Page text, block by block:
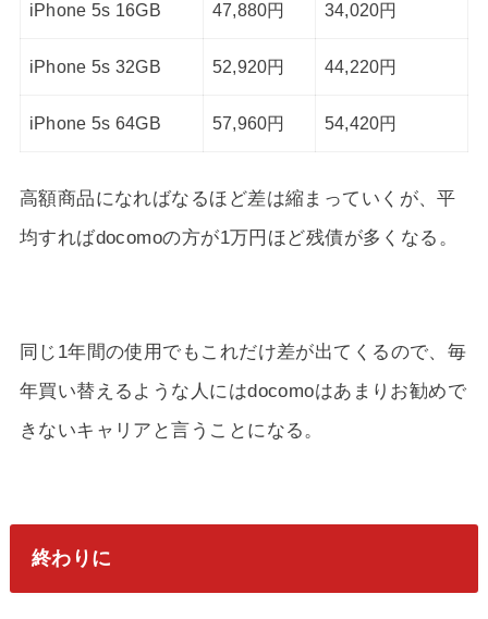
iPhone 5s 16GB 47,880円 34,020円
iPhone 5s 32GB 52,920円 44,220円
iPhone 5s 64GB 57,960円 54,420円
高額商品になればなるほど差は縮まっていくが、平
均すればdocomoの方が1万円ほど残債が多くなる。
同じ1年間の使用でもこれだけ差が出てくるので、毎
年買い替えるような人にはdocomoはあまりお勧めで
きないキャリアと言うことになる。
終わりに